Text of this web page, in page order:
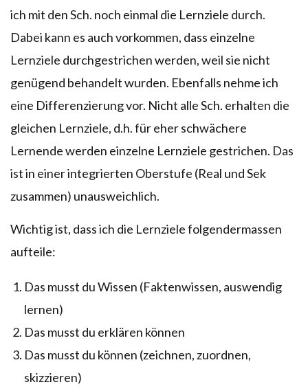
ich mit den Sch. noch einmal die Lernziele durch.
Dabei kann es auch vorkommen, dass einzelne
Lernziele durchgestrichen werden, weil sie nicht
genügend behandelt wurden. Ebenfalls nehme ich
eine Differenzierung vor. Nicht alle Sch. erhalten die
gleichen Lernziele, d.h. für eher schwächere
Lernende werden einzelne Lernziele gestrichen. Das
ist in einer integrierten Oberstufe (Real und Sek
zusammen) unausweichlich.
Wichtig ist, dass ich die Lernziele folgendermassen
aufteile:
Das musst du Wissen (Faktenwissen, auswendig
lernen)
Das musst du erklären können
Das musst du können (zeichnen, zuordnen,
skizzieren)